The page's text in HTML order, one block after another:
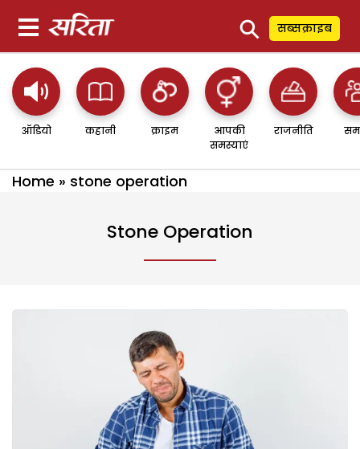
⚲ सब्सक्राइब
ऑडियो कहानी क्राइम
आपकी
समस्याएं
राजनीति
Home » stone operation
Stone Operation